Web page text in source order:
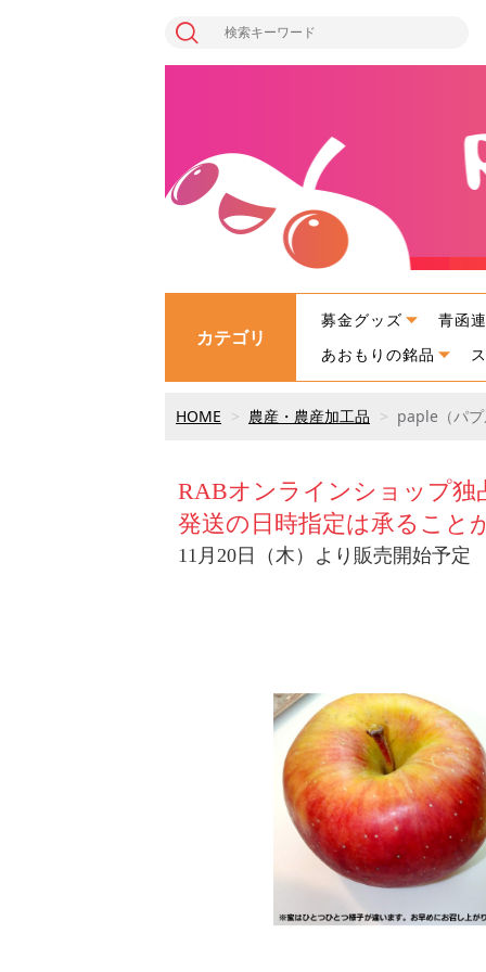
カテゴリ
募金グッズ
青函
あおもりの銘品
HOME 農産・農産加工品 paple（パ
RABオンラインショップ独
発送の日時指定は承ること
11月20日（木）より販売開始予定